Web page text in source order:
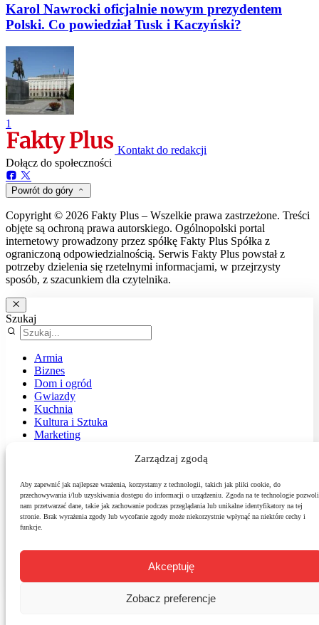
Zarządzaj zgodą
Aby zapewnić jak najlepsze wrażenia, korzystamy z technologii, takich jak pliki cookie, do
przechowywania i/lub uzyskiwania dostępu do informacji o urządzeniu. Zgoda na te technologie pozwoli
nam przetwarzać dane, takie jak zachowanie podczas przeglądania lub unikalne identyfikatory na tej
stronie. Brak wyrażenia zgody lub wycofanie zgody może niekorzystnie wpłynąć na niektóre cechy i
funkcje.
Akceptuję
Zobacz preferencje
Karol Nawrocki oficjalnie nowym prezydentem
Polski. Co powiedział Tusk i Kaczyński?
1
Kontakt do redakcji
Dołącz do społeczności
Powrót do góry
Copyright © 2026 Fakty Plus – Wszelkie prawa zastrzeżone. Treści
objęte są ochroną prawa autorskiego. Ogólnopolski portal
internetowy prowadzony przez spółkę Fakty Plus Spółka z
ograniczoną odpowiedzialnością. Serwis Fakty Plus powstał z
potrzeby dzielenia się rzetelnymi informacjami, w przejrzysty
sposób, z szacunkiem dla czytelnika.
Szukaj
Armia
Biznes
Dom i ogród
Gwiazdy
Kuchnia
Kultura i Sztuka
Marketing
Podróże
Polityka
Sport
Środowisko
Technologie